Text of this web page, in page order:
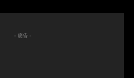
- 廣告 -